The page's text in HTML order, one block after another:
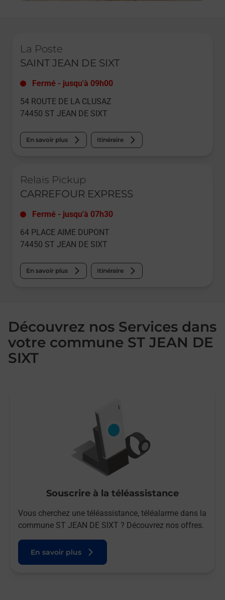
La Poste
SAINT JEAN DE SIXT
Fermé - jusqu'à 09h00
54 ROUTE DE LA CLUSAZ
74450 ST JEAN DE SIXT
En savoir plus Itinéraire
Relais Pickup
CARREFOUR EXPRESS
Fermé - jusqu'à 07h30
64 PLACE AIME DUPONT
74450 ST JEAN DE SIXT
En savoir plus Itinéraire
Découvrez nos Services dans
votre commune ST JEAN DE
SIXT
Souscrire à la téléassistance
Vous cherchez une téléassistance, téléalarme dans la
commune ST JEAN DE SIXT ? Découvrez nos offres.
En savoir plus